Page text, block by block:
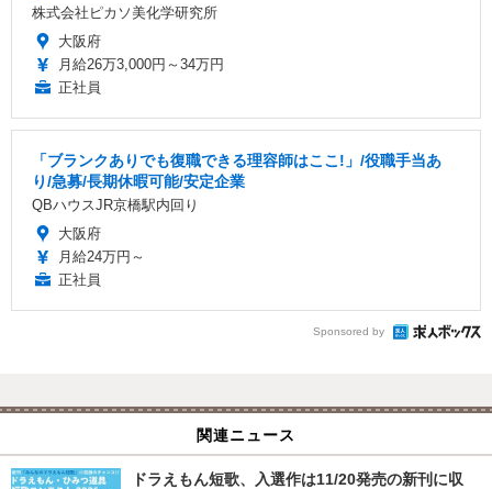
株式会社ピカソ美化学研究所
大阪府
月給26万3,000円～34万円
正社員
「ブランクありでも復職できる理容師はここ!」/役職手当あ
り/急募/長期休暇可能/安定企業
QBハウスJR京橋駅内回り
大阪府
月給24万円～
正社員
Sponsored by
関連ニュース
ドラえもん短歌、入選作は11/20発売の新刊に収